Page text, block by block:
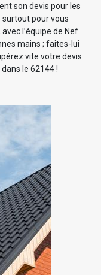
son devis pour les
surtout pour vous
l’équipe de Nef
mains ; faites-lui
vite votre devis
le 62144 !